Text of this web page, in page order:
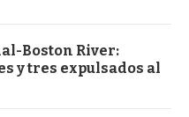
Boston River:
y tres expulsados al